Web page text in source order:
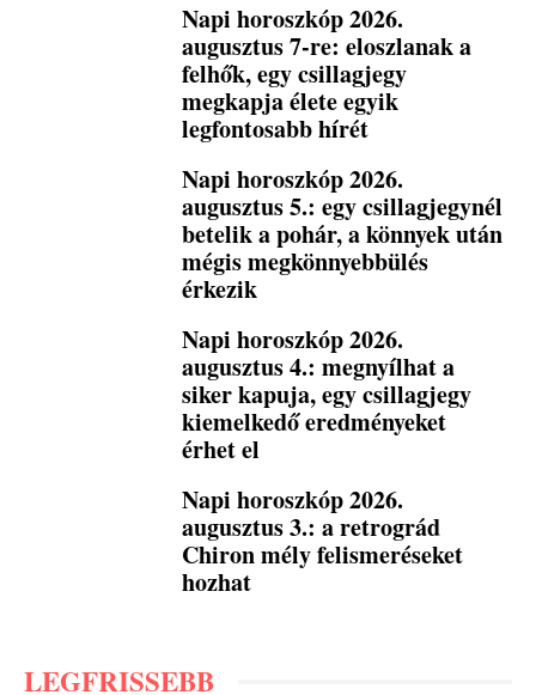
Napi horoszkóp 2026.
augusztus 7-re: eloszlanak a
felhők, egy csillagjegy
megkapja élete egyik
legfontosabb hírét
Napi horoszkóp 2026.
augusztus 5.: egy csillagjegynél
betelik a pohár, a könnyek után
mégis megkönnyebbülés
érkezik
Napi horoszkóp 2026.
augusztus 4.: megnyílhat a
siker kapuja, egy csillagjegy
kiemelkedő eredményeket
érhet el
Napi horoszkóp 2026.
augusztus 3.: a retrográd
Chiron mély felismeréseket
hozhat
LEGFRISSEBB